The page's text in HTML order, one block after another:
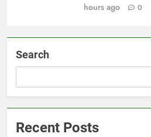
hours ago 0
Search
Recent Posts